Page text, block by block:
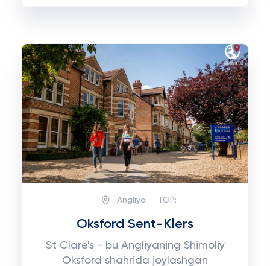
Angliya TOP:
Oksford Sent-Klers
St Clare's - bu Angliyaning Shimoliy
Oksford shahrida joylashgan